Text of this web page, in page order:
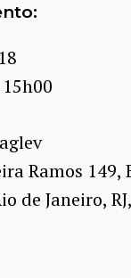
Ramos
de Janeiro,